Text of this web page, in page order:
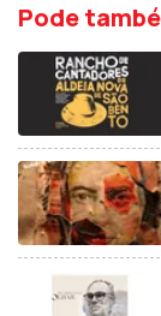
Pode